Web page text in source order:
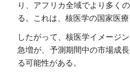
り、アフリカ全域でより多く
る。これは、核医学の国家医
したがって、核医学イメージ
急増が、予測期間中の市場成
る可能性がある。